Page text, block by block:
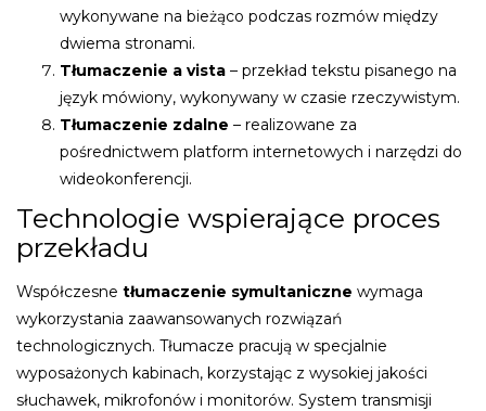
wykonywane na bieżąco podczas rozmów między
dwiema stronami.
Tłumaczenie a vista – przekład tekstu pisanego na
język mówiony, wykonywany w czasie rzeczywistym.
Tłumaczenie zdalne – realizowane za
pośrednictwem platform internetowych i narzędzi do
wideokonferencji.
Technologie wspierające proces
przekładu
Współczesne tłumaczenie symultaniczne wymaga
wykorzystania zaawansowanych rozwiązań
technologicznych. Tłumacze pracują w specjalnie
wyposażonych kabinach, korzystając z wysokiej jakości
słuchawek, mikrofonów i monitorów. System transmisji